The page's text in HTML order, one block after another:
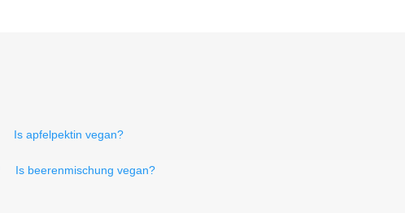
Is apfelpektin vegan?
Is beerenmischung vegan?